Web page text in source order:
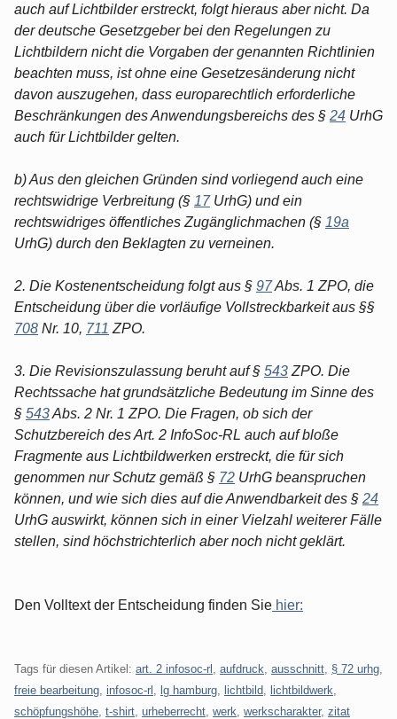
auch auf Lichtbilder erstreckt, folgt hieraus aber nicht. Da
der deutsche Gesetzgeber bei den Regelungen zu
Lichtbildern nicht die Vorgaben der genannten Richtlinien
beachten muss, ist ohne eine Gesetzesänderung nicht
davon auszugehen, dass europarechtlich erforderliche
Beschränkungen des Anwendungsbereichs des § 24 UrhG
auch für Lichtbilder gelten.
b) Aus den gleichen Gründen sind vorliegend auch eine
rechtswidrige Verbreitung (§ 17UrhG) und ein
rechtswidriges öffentliches Zugänglichmachen (§ 19a
UrhG) durch den Beklagten zu verneinen.
2. Die Kostenentscheidung folgt aus § 97Abs. 1 ZPO, die
Entscheidung über die vorläufige Vollstreckbarkeit aus §§
708 Nr. 10, 711 ZPO.
3. Die Revisionszulassung beruht auf § 543 ZPO. Die
Rechtssache hat grundsätzliche Bedeutung im Sinne des
§ 543Abs. 2 Nr. 1 ZPO. Die Fragen, ob sich der
Schutzbereich des Art. 2 InfoSoc-RL auch auf bloße
Fragmente aus Lichtbildwerken erstreckt, die für sich
genommen nur Schutz gemäß § 72 UrhG beanspruchen
können, und wie sich dies auf die Anwendbarkeit des § 24
UrhG auswirkt, können sich in einer Vielzahl weiterer Fälle
stellen, sind höchstrichterlich aber noch nicht geklärt.
Den Volltext der Entscheidung finden Sie hier:
Tags für diesen Artikel: art. 2 infosoc-rl aufdruck ausschnitt § 72 urhg
freie bearbeitung infosoc-rl lg hamburg lichtbild lichtbildwerk
schöpfungshöhe t-shirt urheberrecht werk werkscharakter, zitat